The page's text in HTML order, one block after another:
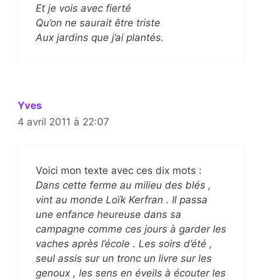
Et je vois avec fierté
Qu’on ne saurait être triste
Aux jardins que j’ai plantés.
Yves
4 avril 2011 à 22:07
Voici mon texte avec ces dix mots :
Dans cette ferme au milieu des blés ,
vint au monde Loïk Kerfran . Il passa
une enfance heureuse dans sa
campagne comme ces jours à garder les
vaches après l’école . Les soirs d’été ,
seul assis sur un tronc un livre sur les
genoux , les sens en éveils à écouter les